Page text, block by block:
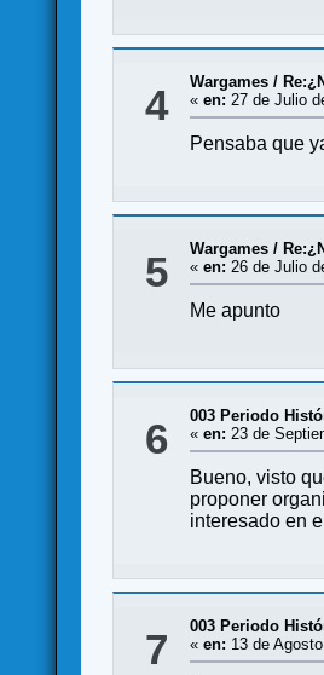
4 Wargames /
«en: 27 de Julio
Pensaba que
5 Wargames /
«en: 26 de Julio
Me apunto
6 003 Periodo
«en: 23 de
Bueno, visto
proponer
interesado en
7 003 Periodo
«en: 13 de